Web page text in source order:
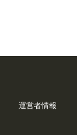
運営者情報